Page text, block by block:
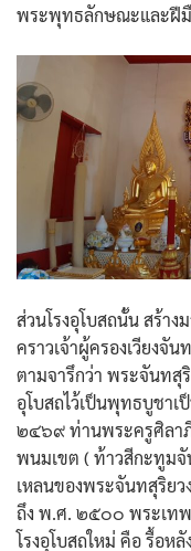
พระพุทธลักษณะและฝีมื
ส่วนโรงอุโบสถนั้น สร้า
คราวเจ้าผู้ครองเวียง
ตามจารึกว่า พระจันทสุ
อุโบสถไว้เป็นพุทธบูชาเ
๒๔๖๙ ท่านพระครูศิลา
พนมเขต ( ท้าวสีกะทูม
เหลนของพระจันทสุริยว
ถึง พ.ศ. ๒๕๐๐ พระเท
โรงอุโบสถใหม่ คือ รื้อห